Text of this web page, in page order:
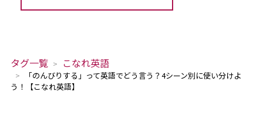
タグ一覧 こなれ英語
「のんびりする」って英語でどう言う？4シーン別に使い分けよ
う！【こなれ英語】